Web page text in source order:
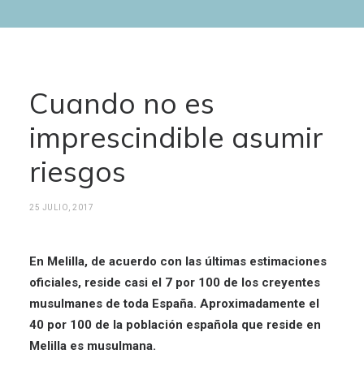
Cuando no es
imprescindible asumir
riesgos
25 JULIO, 2017
En Melilla, de acuerdo con las últimas estimaciones
oficiales, reside casi el 7 por 100 de los creyentes
musulmanes de toda España. Aproximadamente el
40 por 100 de la población española que reside en
Melilla es musulmana.